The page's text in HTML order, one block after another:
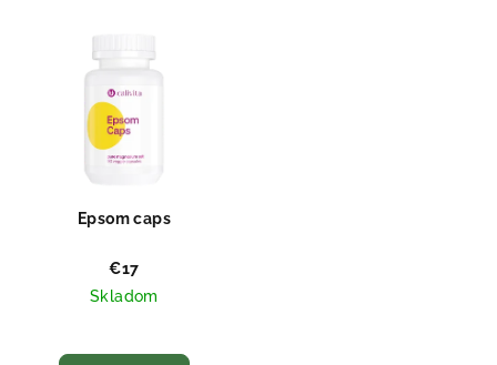
Epsom caps
€17
Skladom
hodnotenie